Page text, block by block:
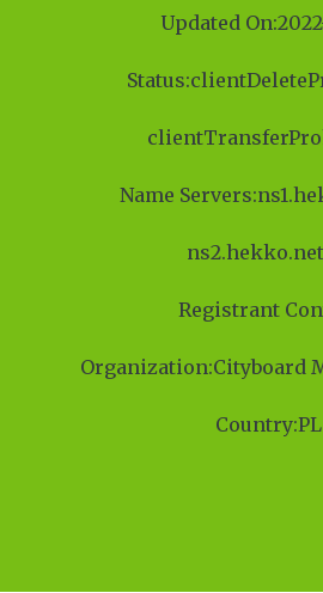
Updated
Name
Registrant
Organization:Cityboard
Country:PL